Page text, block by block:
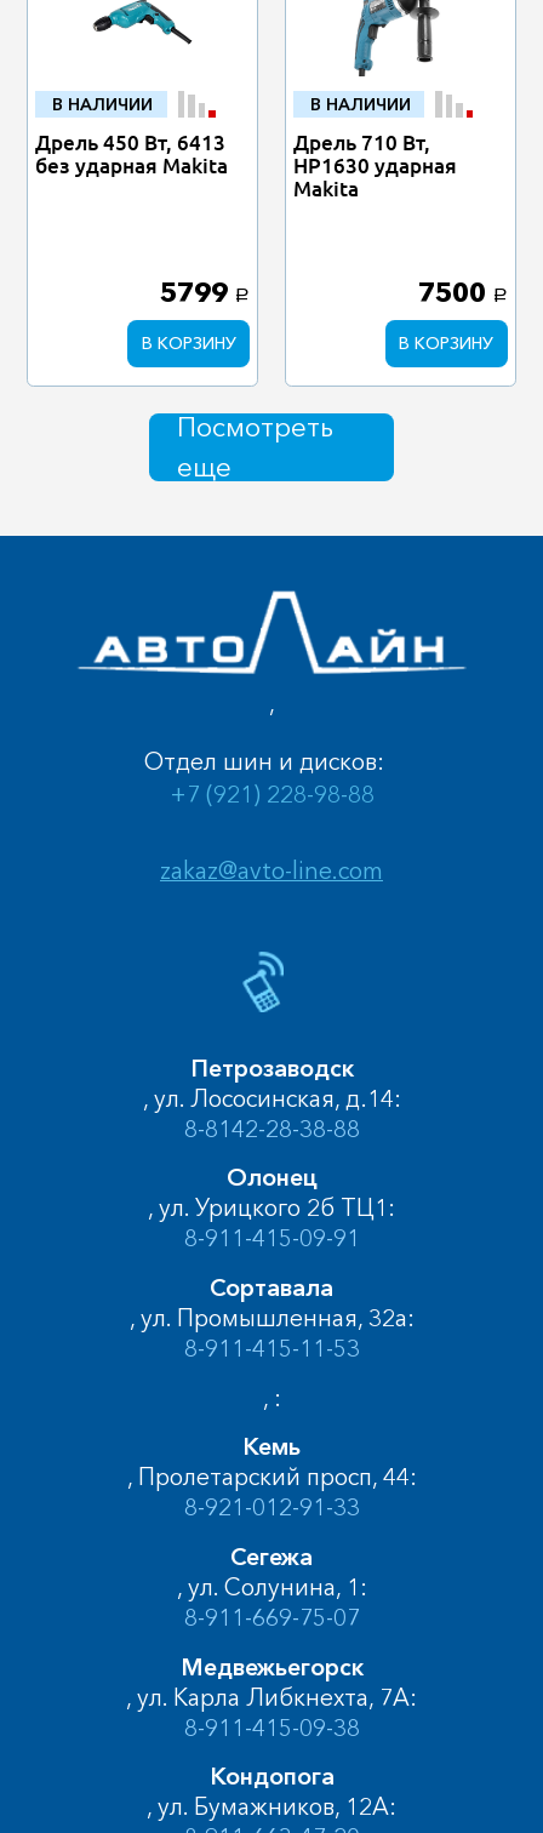
В НАЛИЧИИ
Дрель 450 Вт, 6413
без ударная Makita
5799 a
В КОРЗИНУ
В НАЛИЧИИ
Дрель 710 Вт,
HP1630 ударная
Мakita
7500 a
В КОРЗИНУ
Посмотреть
еще
,
zakaz@avto-line.com
Отдел шин и дисков:
+7 (921) 228-98-88
Петрозаводск
, ул. Лососинская, д.14:
8-8142-28-38-88
Олонец
, ул. Урицкого 2б ТЦ1:
8-911-415-09-91
Сортавала
, ул. Промышленная, 32а:
8-911-415-11-53
, :
Кемь
, Пролетарский просп, 44:
8-921-012-91-33
Сегежа
, ул. Солунина, 1:
8-911-669-75-07
Медвежьегорск
, ул. Карла Либкнехта, 7А:
8-911-415-09-38
Кондопога
, ул. Бумажников, 12А: